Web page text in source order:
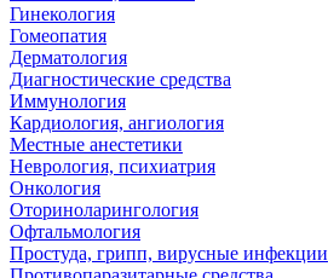
Гинекология
Гомеопатия
Дерматология
Диагностические средства
Иммунология
Кардиология, ангиология
Местные анестетики
Неврология, психиатрия
Онкология
Оториноларингология
Офтальмология
Простуда, грипп, вирусные инфекции